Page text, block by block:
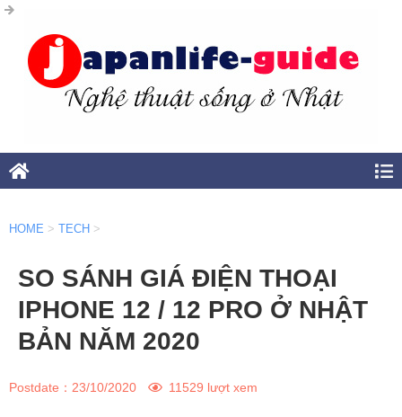
HOME > TECH >
SO SÁNH GIÁ ĐIỆN THOẠI
IPHONE 12 / 12 PRO Ở NHẬT
BẢN NĂM 2020
Postdate： 23/10/2020 11529 lượt xem